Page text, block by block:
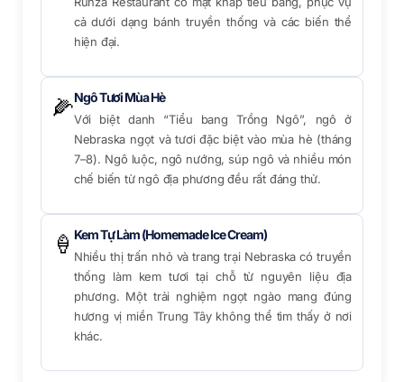
cả dưới dạng bánh truyền thống và các biến thể
hiện đại.
🌽Ngô Tươi Mùa Hè
Với biệt danh “Tiểu bang Trồng Ngô”, ngô ở
Nebraska ngọt và tươi đặc biệt vào mùa hè (tháng
7–8). Ngô luộc, ngô nướng, súp ngô và nhiều món
chế biến từ ngô địa phương đều rất đáng thử.
🍦 Kem Tự Làm (Homemade Ice Cream)
Nhiều thị trấn nhỏ và trang trại Nebraska có truyền
thống làm kem tươi tại chỗ từ nguyên liệu địa
phương. Một trải nghiệm ngọt ngào mang đúng
hương vị miền Trung Tây không thể tìm thấy ở nơi
khác.